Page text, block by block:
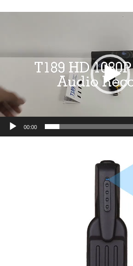
00:00